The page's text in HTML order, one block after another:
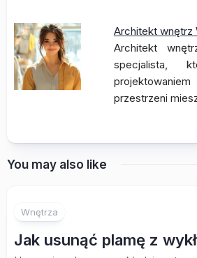
Architekt wnętrz
Architekt
specjalista,
przestrzeni
You may also like
Wnętrza
Jak usunąć plamę z